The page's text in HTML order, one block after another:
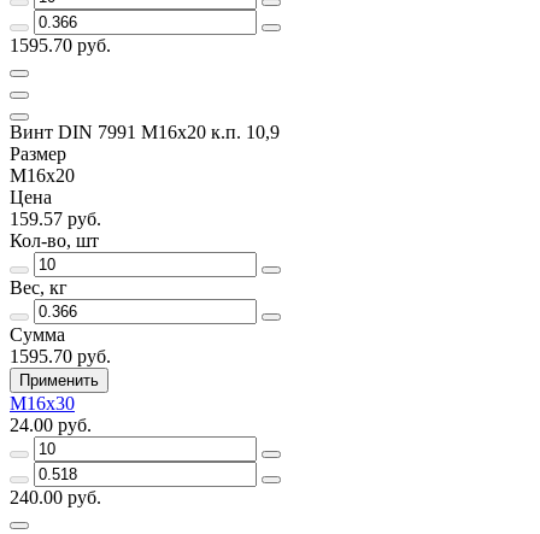
1595.70 руб.
Винт DIN 7991 M16х20 к.п. 10,9
Размер
M16х20
Цена
159.57 руб.
Кол-во, шт
Вес, кг
Сумма
1595.70 руб.
Применить
M16х30
24.00 руб.
240.00 руб.